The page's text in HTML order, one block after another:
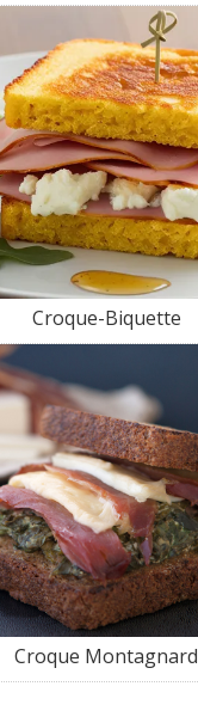
Croque-Biquette
Croque Montagnard